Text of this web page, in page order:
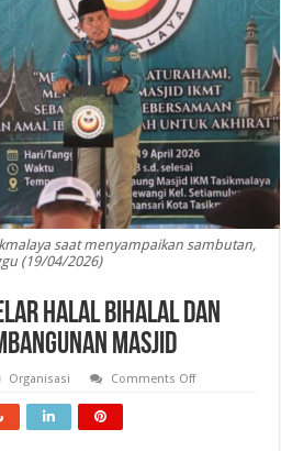
saat menyampaikan sambutan,
(19/04/2026)
Halal Bihalal dan
Masjid
Organisasi Comments Offon